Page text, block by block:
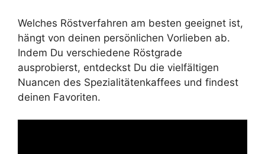
Welches Röstverfahren am besten geeignet ist,
hängt von deinen persönlichen Vorlieben ab.
Indem Du verschiedene Röstgrade
ausprobierst, entdeckst Du die vielfältigen
Nuancen des Spezialitätenkaffees und findest
deinen Favoriten.